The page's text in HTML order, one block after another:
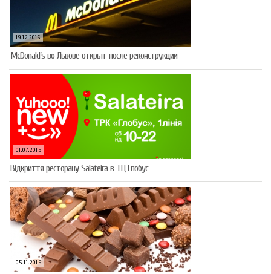
19.12.2016
McDonald’s во Львове открыт после реконструкции
01.07.2015
Відкриття ресторану Salateirа в ТЦ Глобус
05.11.2015